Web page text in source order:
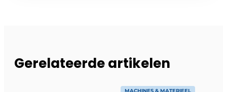
Gerelateerde artikelen
MACHINES & MATERIEEL